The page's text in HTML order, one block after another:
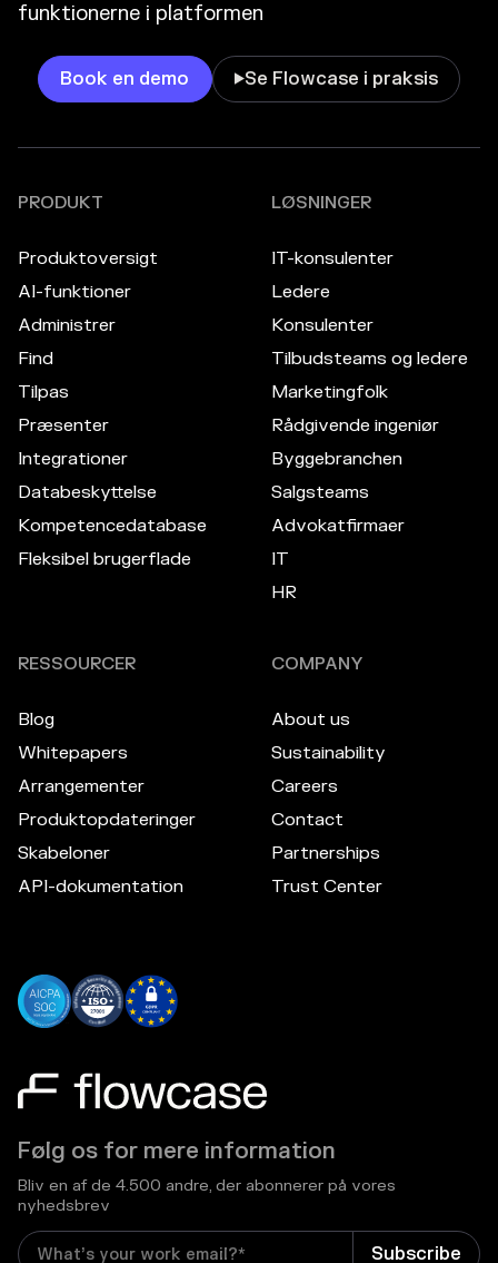
funktionerne i platformen
Book en demo Se Flowcase i praksis
Følg os for mere information
Bliv en af de 4.500 andre, der abonnerer på vores
nyhedsbrev
PRODUKT
Produktoversigt
AI-funktioner
Administrer
Find
Tilpas
Præsenter
Integrationer
Databeskyttelse
Kompetencedatabase
Fleksibel brugerflade
LØSNINGER
IT-konsulenter
Ledere
Konsulenter
Tilbudsteams og ledere
Marketingfolk
Rådgivende ingeniør
Byggebranchen
Salgsteams
Advokatfirmaer
IT
HR
RESSOURCER
Blog
Whitepapers
Arrangementer
Produktopdateringer
Skabeloner
API-dokumentation
COMPANY
About us
Sustainability
Careers
Contact
Partnerships
Trust Center